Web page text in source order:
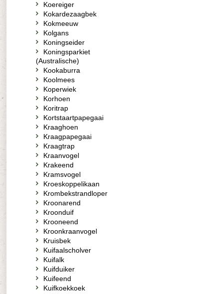
Koereiger
Kokardezaagbek
Kokmeeuw
Kolgans
Koningseider
Koningsparkiet
(Australische)
Kookaburra
Koolmees
Koperwiek
Korhoen
Koritrap
Kortstaartpapegaai
Kraaghoen
Kraagpapegaai
Kraagtrap
Kraanvogel
Krakeend
Kramsvogel
Kroeskoppelikaan
Krombekstrandloper
Kroonarend
Kroonduif
Krooneend
Kroonkraanvogel
Kruisbek
Kuifaalscholver
Kuifalk
Kuifduiker
Kuifeend
Kuifkoekkoek